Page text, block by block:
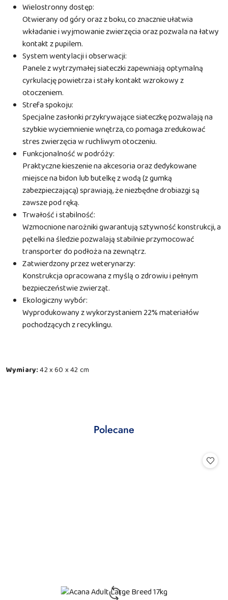
Wielostronny dostęp:
Otwierany od góry oraz z boku, co znacznie ułatwia
wkładanie i wyjmowanie zwierzęcia oraz pozwala na łatwy
kontakt z pupilem.
System wentylacji i obserwacji:
Panele z wytrzymałej siateczki zapewniają optymalną
cyrkulację powietrza i stały kontakt wzrokowy z
otoczeniem.
Strefa spokoju:
Specjalne zasłonki przykrywające siateczkę pozwalają na
szybkie wyciemnienie wnętrza, co pomaga zredukować
stres zwierzęcia w ruchliwym otoczeniu.
Funkcjonalność w podróży:
Praktyczne kieszenie na akcesoria oraz dedykowane
miejsce na bidon lub butelkę z wodą (z gumką
zabezpieczającą) sprawiają, że niezbędne drobiazgi są
zawsze pod ręką.
Trwałość i stabilność:
Wzmocnione narożniki gwarantują sztywność konstrukcji, a
pętelki na śledzie pozwalają stabilnie przymocować
transporter do podłoża na zewnątrz.
Zatwierdzony przez weterynarzy:
Konstrukcja opracowana z myślą o zdrowiu i pełnym
bezpieczeństwie zwierząt.
Ekologiczny wybór:
Wyprodukowany z wykorzystaniem 22% materiałów
pochodzących z recyklingu.
Wymiary:42 x 60 x 42 cm
Pomiń karuzelę produktów
Produkty
Polecane